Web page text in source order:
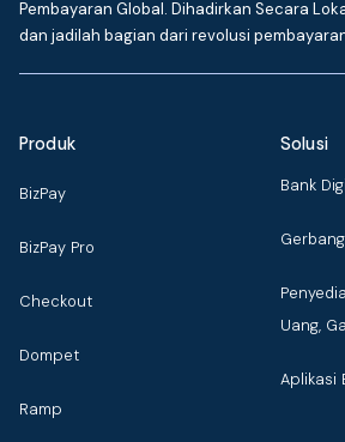
Pembayaran Global. Dihadirkan Secara
dan jadilah bagian dari revolusi
Produk
BizPay
BizPay Pro
Checkout
Dompet
Ramp
Solusi
Bank
Uang,
Aplikasi